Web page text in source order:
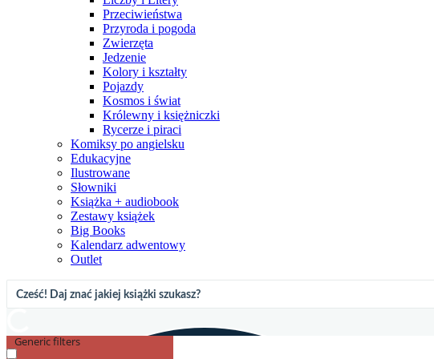
Przeciwieństwa
Przyroda i pogoda
Zwierzęta
Jedzenie
Kolory i kształty
Pojazdy
Kosmos i świat
Królewny i księżniczki
Rycerze i piraci
Komiksy po angielsku
Edukacyjne
Ilustrowane
Słowniki
Książka + audiobook
Zestawy książek
Big Books
Kalendarz adwentowy
Outlet
Generic filters